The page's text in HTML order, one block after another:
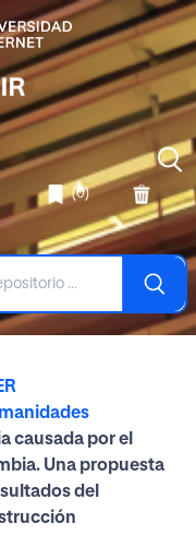
(0)
causada por el
Una propuesta
del